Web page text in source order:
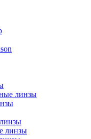
линзы
линзы